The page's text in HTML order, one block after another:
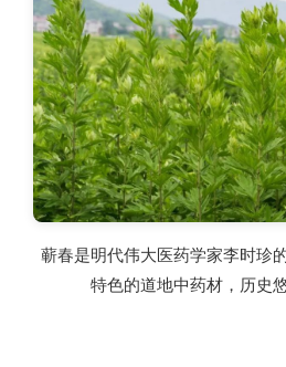
蕲春是明代伟大医药学家李时珍
特色的道地中药材，历史